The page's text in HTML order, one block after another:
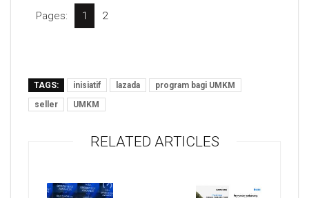
Pages: 1 2
TAGS: inisiatif lazada
program bagi UMKM
seller
UMKM
RELATED ARTICLES